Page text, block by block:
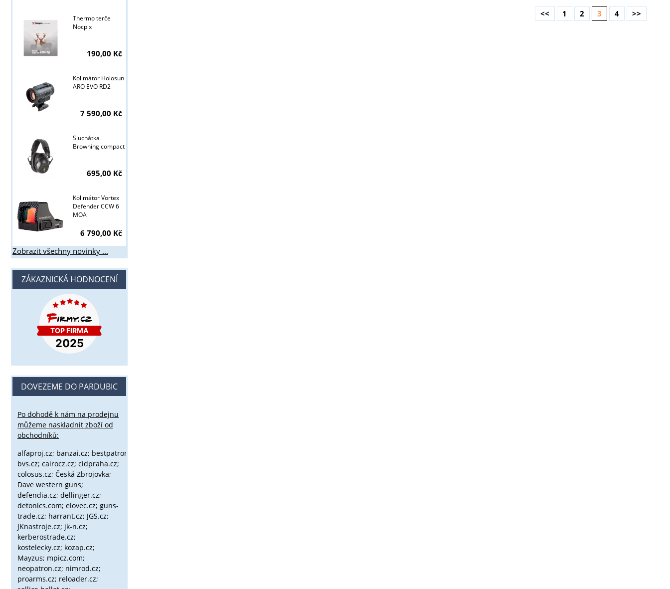
<< 1 2 3 4 >>
Thermo terče
Nocpix
190,00 Kč
Kolimátor Holosun
ARO EVO RD2
7 590,00 Kč
Sluchátka
Browning compact
695,00 Kč
Kolimátor Vortex
Defender CCW 6
MOA
6 790,00 Kč
Zobrazit všechny novinky ...
ZÁKAZNICKÁ HODNOCENÍ
DOVEZEME DO PARDUBIC
Po dohodě k nám na prodejnu
můžeme naskladnit zboží od
obchodníků:
alfaproj.cz; banzai.cz; bestpatron.eu;
bvs.cz; cairocz.cz; cidpraha.cz;
colosus.cz; Česká Zbrojovka;
Dave western guns;
defendia.cz; dellinger.cz;
detonics.com; elovec.cz; guns-
trade.cz; harrant.cz; JGS.cz;
JKnastroje.cz; jk-n.cz;
kerberostrade.cz;
kostelecky.cz; kozap.cz;
Mayzus; mpicz.com;
neopatron.cz; nimrod.cz;
proarms.cz; reloader.cz;